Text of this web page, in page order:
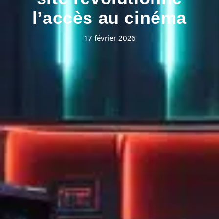
l’accès au cinéma
17 février 2026